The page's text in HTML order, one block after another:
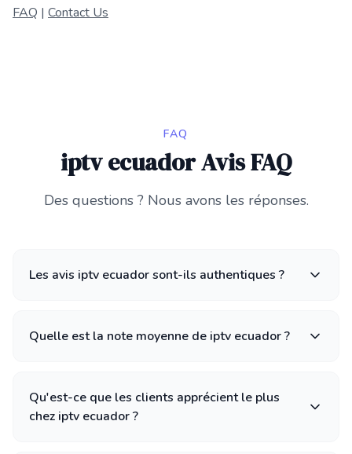
FAQ | Contact Us
FAQ
iptv ecuador Avis FAQ
Des questions ? Nous avons les réponses.
Les avis iptv ecuador sont-ils authentiques ?
Quelle est la note moyenne de iptv ecuador ?
Qu'est-ce que les clients apprécient le plus
chez iptv ecuador ?